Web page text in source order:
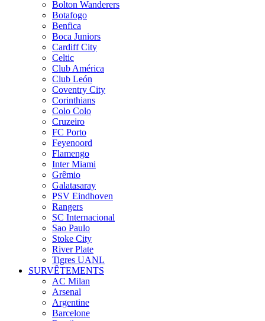
Bolton Wanderers
Botafogo
Benfica
Boca Juniors
Cardiff City
Celtic
Club América
Club León
Coventry City
Corinthians
Colo Colo
Cruzeiro
FC Porto
Feyenoord
Flamengo
Inter Miami
Grêmio
Galatasaray
PSV Eindhoven
Rangers
SC Internacional
Sao Paulo
Stoke City
River Plate
Tigres UANL
SURVÊTEMENTS
AC Milan
Arsenal
Argentine
Barcelone